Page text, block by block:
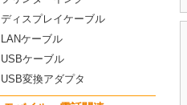
ディスプレイケーブル
LANケーブル
USBケーブル
USB変換アダプタ